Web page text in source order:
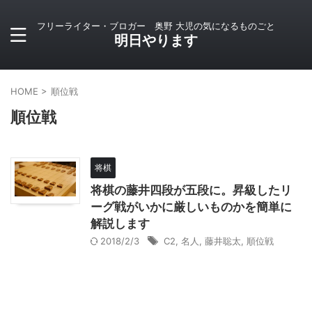
フリーライター・ブロガー 奥野 大児の気になるものごと
明日やります
HOME > 順位戦
順位戦
将棋
将棋の藤井四段が五段に。昇級したリ
ーグ戦がいかに厳しいものかを簡単に
解説します
2018/2/3 C2 名人 藤井聡太 順位戦